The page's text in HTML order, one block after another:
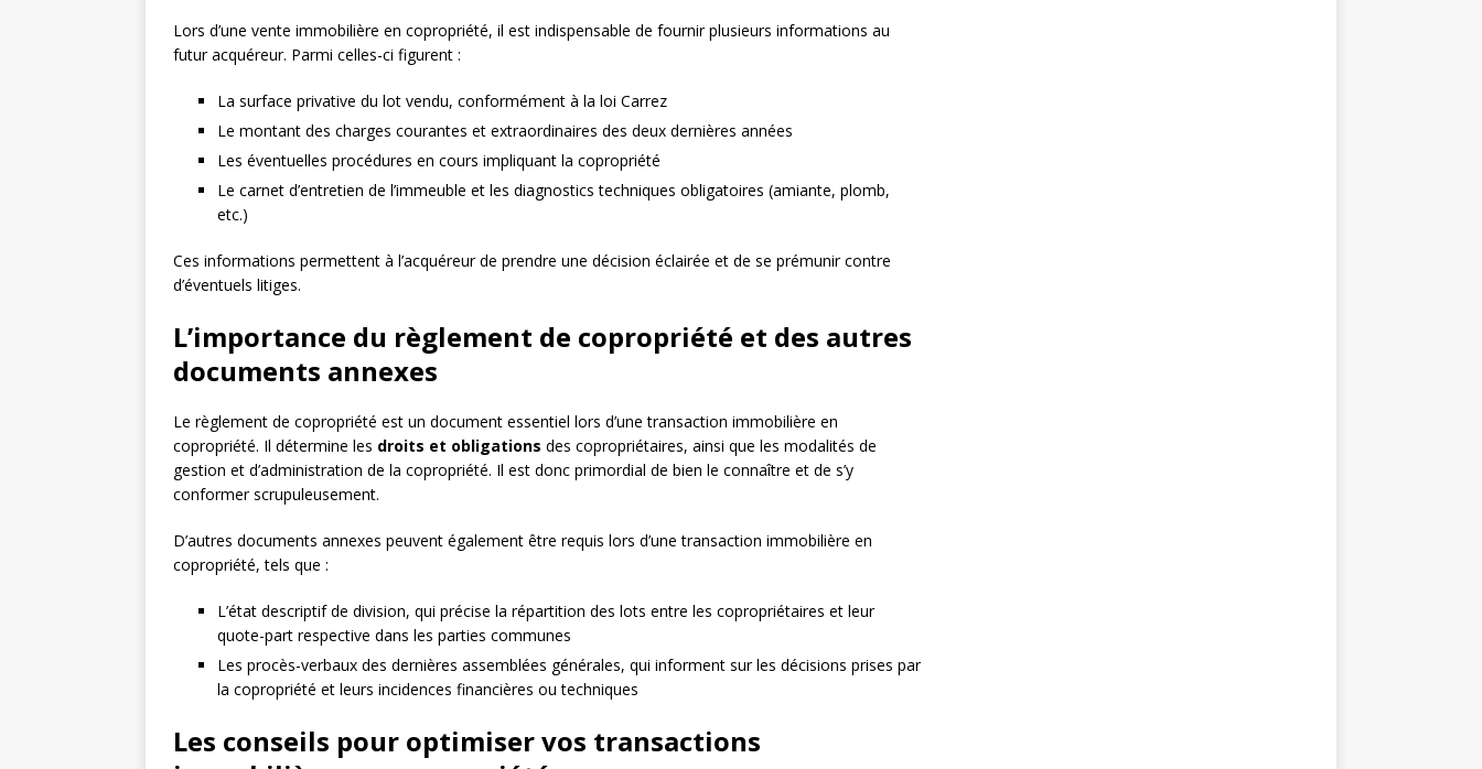
Lors d’une vente immobilière en copropriété, il est indispensable de fournir plusieurs informations au
futur acquéreur. Parmi celles-ci figurent :
La surface privative du lot vendu, conformément à la loi Carrez
Le montant des charges courantes et extraordinaires des deux dernières années
Les éventuelles procédures en cours impliquant la copropriété
Le carnet d’entretien de l’immeuble et les diagnostics techniques obligatoires (amiante, plomb,
etc.)
Ces informations permettent à l’acquéreur de prendre une décision éclairée et de se prémunir contre
d’éventuels litiges.
L’importance du règlement de copropriété et des autres
documents annexes
Le règlement de copropriété est un document essentiel lors d’une transaction immobilière en
copropriété. Il détermine les droits et obligations des copropriétaires, ainsi que les modalités de
gestion et d’administration de la copropriété. Il est donc primordial de bien le connaître et de s’y
conformer scrupuleusement.
D’autres documents annexes peuvent également être requis lors d’une transaction immobilière en
copropriété, tels que :
L’état descriptif de division, qui précise la répartition des lots entre les copropriétaires et leur
quote-part respective dans les parties communes
Les procès-verbaux des dernières assemblées générales, qui informent sur les décisions prises par
la copropriété et leurs incidences financières ou techniques
Les conseils pour optimiser vos transactions